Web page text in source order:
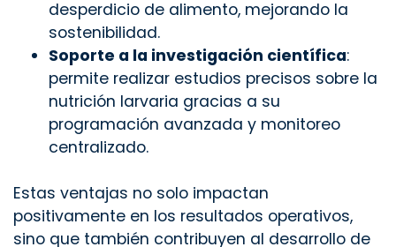
desperdicio de alimento, mejorando la
sostenibilidad.
Soporte a la investigación científica:
permite realizar estudios precisos sobre la
nutrición larvaria gracias a su
programación avanzada y monitoreo
centralizado.
Estas ventajas no solo impactan
positivamente en los resultados operativos,
sino que también contribuyen al desarrollo de